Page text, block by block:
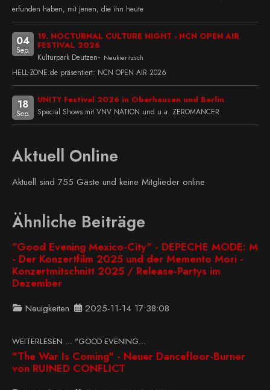
erfunden haben, mit jenen, die ihn heute
04
Sep.
19. NOCTURNAL CULTURE NIGHT - NCN OPEN AIR
FESTIVAL 2026
Kulturpark Deutzen- Neukieritzsch
HELL-ZONE.de präsentiert: NCN OPEN AIR 2026
18
Sep.
UNITY Festival 2026 in Oberhausen und Berlin
Special Shows mit VNV NATION und u.a. ZEROMANCER
Aktuell Online
Aktuell sind 755 Gäste und keine Mitglieder online
Ähnliche Beiträge
"Good Evening Mexico-City" - DEPECHE MODE: M
- Der Konzertfilm 2025 und der Memento Mori -
Konzertmitschnitt 2025 / Release-Partys im
Dezember
Neuigkeiten 2025-11-14 17:38:08
WEITERLESEN … "GOOD EVENING...
"The War Is Coming" - Neuer Dancefloor-Burner
von RUINED CONFLICT